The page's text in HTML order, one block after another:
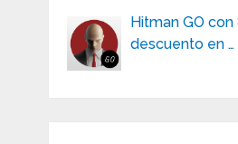
Hitman GO con
descuento en …